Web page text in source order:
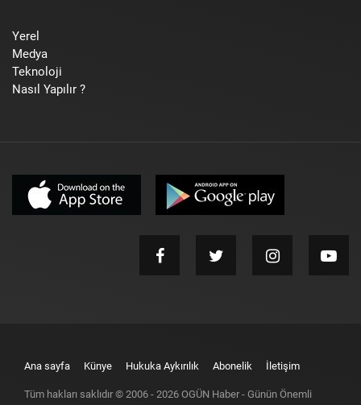
Yerel
Medya
Teknoloji
Nasıl Yapılır ?
Ana sayfa Künye Hukuka Aykırılık Abonelik İletişim
Tüm hakları saklıdır © 2006 - 2026 OGÜN Haber - Günün Önemli